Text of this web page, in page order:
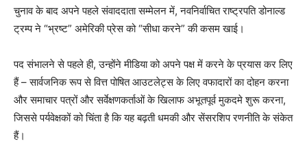
चुनाव के बाद अपने पहले संवाददाता सम्मेलन में, नवनिर्वाचित राष्ट्रपति डोनाल्ड
ट्रम्प ने “भ्रष्ट” अमेरिकी प्रेस को “सीधा करने” की कसम खाई।
पद संभालने से पहले ही, उन्होंने मीडिया को अपने पक्ष में करने के प्रयास कर लिए
हैं – सार्वजनिक रूप से वित्त पोषित आउटलेट्स के लिए वफादारों का दोहन करना
और समाचार पत्रों और सर्वेक्षणकर्ताओं के खिलाफ अभूतपूर्व मुकदमे शुरू करना,
जिससे पर्यवेक्षकों को चिंता है कि यह बढ़ती धमकी और सेंसरशिप रणनीति के संकेत
हैं।